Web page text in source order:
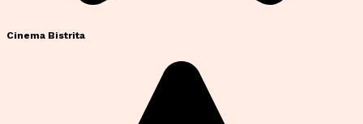
Cinema Bistrita